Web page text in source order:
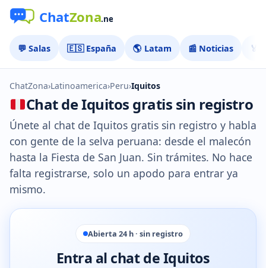
💬 Salas 🇪🇸 España 🌎 Latam 📰 Noticias 🏅
ChatZona›Latinoamerica›Peru›Iquitos
Chat de Iquitos gratis sin registro
Únete al chat de Iquitos gratis sin registro y habla
con gente de la selva peruana: desde el malecón
hasta la Fiesta de San Juan. Sin trámites. No hace
falta registrarse, solo un apodo para entrar ya
mismo.
Abierta 24 h · sin registro
Entra al chat de Iquitos